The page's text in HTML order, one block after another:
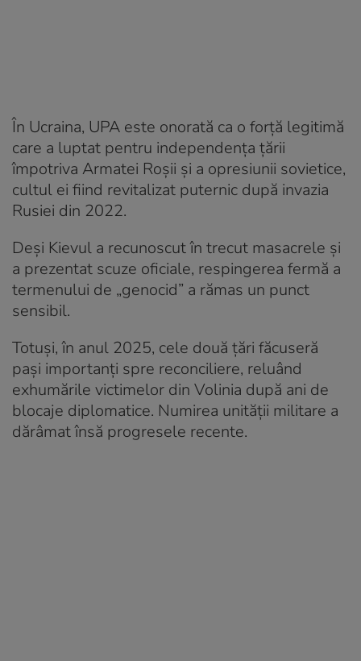
În Ucraina, UPA este onorată ca o forță legitimă
care a luptat pentru independența țării
împotriva Armatei Roșii și a opresiunii sovietice,
cultul ei fiind revitalizat puternic după invazia
Rusiei din 2022.
Deși Kievul a recunoscut în trecut masacrele și
a prezentat scuze oficiale, respingerea fermă a
termenului de „genocid” a rămas un punct
sensibil.
Totuși, în anul 2025, cele două țări făcuseră
pași importanți spre reconciliere, reluând
exhumările victimelor din Volinia după ani de
blocaje diplomatice. Numirea unității militare a
dărâmat însă progresele recente.